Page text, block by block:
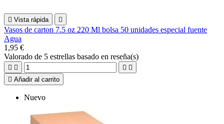
 Vista rápida 
Vasos de carton 7.5 oz 220 Ml bolsa 50 unidades especial fuente
Agua
1,95 €
Valorado de 5 estrellas basado en reseña(s)
   
 Añadir al carrito
Nuevo